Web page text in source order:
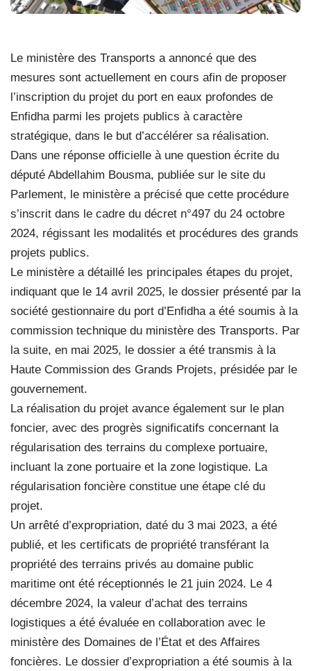
Le ministère des Transports a annoncé que des
mesures sont actuellement en cours afin de proposer
l’inscription du projet du port en eaux profondes de
Enfidha parmi les projets publics à caractère
stratégique, dans le but d’accélérer sa réalisation.
Dans une réponse officielle à une question écrite du
député Abdellahim Bousma, publiée sur le site du
Parlement, le ministère a précisé que cette procédure
s’inscrit dans le cadre du décret n°497 du 24 octobre
2024, régissant les modalités et procédures des grands
projets publics.
Le ministère a détaillé les principales étapes du projet,
indiquant que le 14 avril 2025, le dossier présenté par la
société gestionnaire du port d’Enfidha a été soumis à la
commission technique du ministère des Transports. Par
la suite, en mai 2025, le dossier a été transmis à la
Haute Commission des Grands Projets, présidée par le
gouvernement.
La réalisation du projet avance également sur le plan
foncier, avec des progrès significatifs concernant la
régularisation des terrains du complexe portuaire,
incluant la zone portuaire et la zone logistique. La
régularisation foncière constitue une étape clé du
projet.
Un arrêté d’expropriation, daté du 3 mai 2023, a été
publié, et les certificats de propriété transférant la
propriété des terrains privés au domaine public
maritime ont été réceptionnés le 21 juin 2024. Le 4
décembre 2024, la valeur d’achat des terrains
logistiques a été évaluée en collaboration avec le
ministère des Domaines de l’État et des Affaires
foncières. Le dossier d’expropriation a été soumis à la